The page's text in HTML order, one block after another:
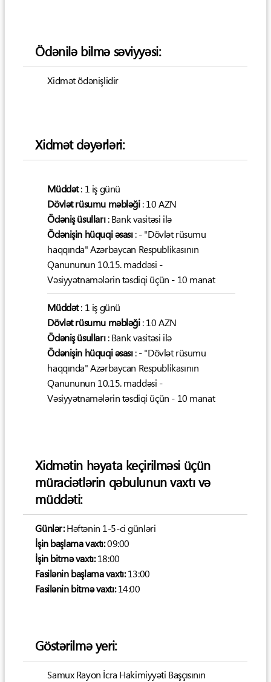
Ödənilə bilmə səviyyəsi:
Xidmət ödənişlidir
Xidmət dəyərləri:
Müddət: 1 iş günü
Dövlət rüsumu məbləği: 10 AZN
Ödəniş üsulları: Bank vasitəsi ilə
Ödənişin hüquqi əsası: - "Dövlət rüsumu
haqqında" Azərbaycan Respublikasının
Qanununun 10.15. maddəsi -
Vəsiyyətnamələrin təsdiqi üçün - 10 manat
Müddət: 1 iş günü
Dövlət rüsumu məbləği: 10 AZN
Ödəniş üsulları: Bank vasitəsi ilə
Ödənişin hüquqi əsası: - "Dövlət rüsumu
haqqında" Azərbaycan Respublikasının
Qanununun 10.15. maddəsi -
Vəsiyyətnamələrin təsdiqi üçün - 10 manat
Xidmətin həyata keçirilməsi üçün
müraciətlərin qəbulunun vaxtı və
müddəti:
Günlər:Həftənin 1-5-ci günləri
İşin başlama vaxtı:09:00
İşin bitmə vaxtı:18:00
Fasilənin başlama vaxtı:13:00
Fasilənin bitmə vaxtı:14:00
Göstərilmə yeri:
Samux Rayon İcra Hakimiyyəti Başçısının